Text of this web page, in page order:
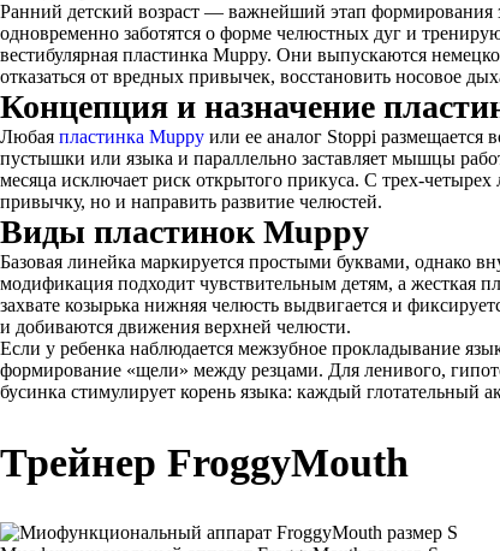
Ранний детский возраст — важнейший этап формирования
одновременно заботятся о форме челюстных дуг и
вестибулярная пластинка Muppy. Они выпускаются
отказаться от вредных привычек, восстановить носовое
Концепция и назначение
Любая пластинка Muppy или ее аналог Stoppi
пустышки или языка и параллельно заставляет мышцы
месяца исключает риск открытого прикуса. С трех-
привычку, но и направить развитие челюстей.
Виды пластинок Muppy
Базовая линейка маркируется простыми буквами, однако
модификация подходит чувствительным детям, а жесткая
захвате козырька нижняя челюсть выдвигается и
и добиваются движения верхней челюсти.
Если у ребенка наблюдается межзубное прокладывание
формирование «щели» между резцами. Для ленивого,
бусинка стимулирует корень языка: каждый
Трейнер FroggyMouth